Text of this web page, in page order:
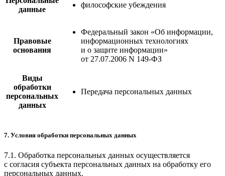
данные
философские убеждения
Правовые
основания
Федеральный закон «Об информации,
информационных технологиях
и о защите информации»
от 27.07.2006 N 149-ФЗ
Виды
обработки
персональных
данных
Передача персональных данных
7. Условия обработки персональных данных
7.1. Обработка персональных данных осуществляется
с согласия субъекта персональных данных на обработку его
персональных данных.